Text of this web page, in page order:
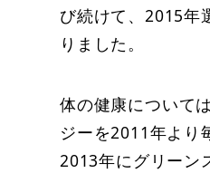
び続けて、2015年
りました。
体の健康について
ジーを2011年より
2013年にグリーン